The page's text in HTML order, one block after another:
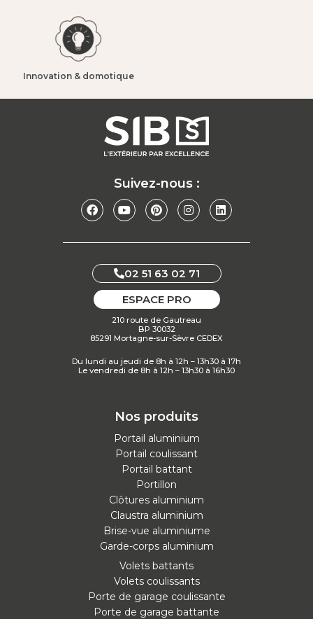
Innovation & domotique​
Suivez-nous :
02 51 63 02 71
ESPACE PRO
210 route de Gautreau
BP 30032
85291 Mortagne-sur-Sèvre CEDEX
Du lundi au jeudi de 8h à 12h – 13h30 à 17h
Le vendredi de 8h à 12h – 13h30 à 16h30
Nos produits
Portail aluminium
Portail coulissant
Portail battant
Portillon
Clôtures aluminium
Claustra aluminium
Brise-vue aluminiume
Garde-corps aluminium
Volets battants
Volets coulissants
Porte de garage coulissante
Porte de garage battante